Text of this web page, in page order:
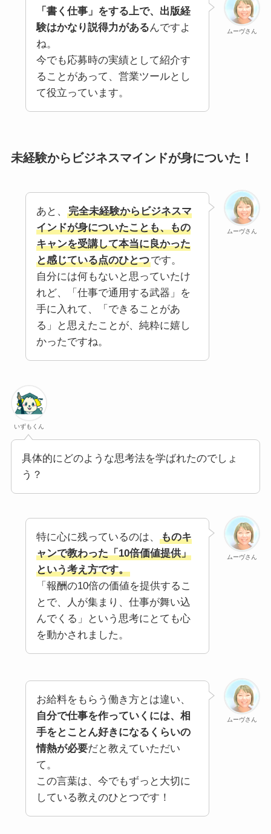
ムーヴさん
「書く仕事」をする上で、出版経
験はかなり説得力があるんですよ
ね。
今でも応募時の実績として紹介す
ることがあって、営業ツールとし
て役立っています。
未経験からビジネスマインドが身についた！
ムーヴさん
あと、
完全未経験からビジネスマ
インドが身についたことも、もの
キャンを受講して本当に良かった
と感じている点のひとつです。
自分には何もないと思っていたけ
れど、「仕事で通用する武器」を
手に入れて、「できることがあ
る」と思えたことが、純粋に嬉し
かったですね。
いずもくん
具体的にどのような思考法を学ばれたのでしょ
う？
ムーヴさん
特に心に残っているのは、
ものキ
ャンで教わった「10倍価値提供」
という考え方です。
「報酬の10倍の価値を提供するこ
とで、人が集まり、仕事が舞い込
んでくる」という思考にとても心
を動かされました。
ムーヴさん
お給料をもらう働き方とは違い、
自分で仕事を作っていくには、相
手をとことん好きになるくらいの
情熱が必要だと教えていただい
て。
この言葉は、今でもずっと大切に
している教えのひとつです！